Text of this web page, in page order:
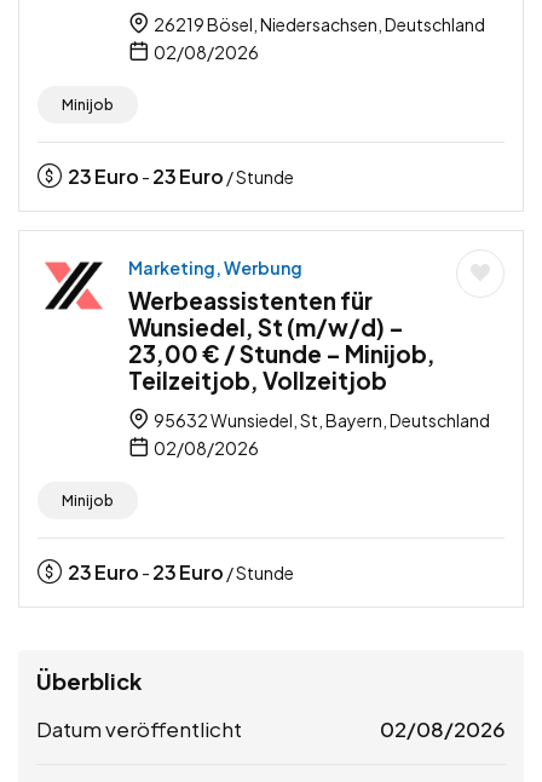
26219 Bösel, Niedersachsen, Deutschland
02/08/2026
Minijob
23Euro - 23Euro / Stunde
Marketing, Werbung
Werbeassistenten für
Wunsiedel, St (m/w/d) –
23,00 € / Stunde – Minijob,
Teilzeitjob, Vollzeitjob
95632 Wunsiedel, St, Bayern, Deutschland
02/08/2026
Minijob
23Euro - 23Euro / Stunde
Überblick
Datum veröffentlicht 02/08/2026